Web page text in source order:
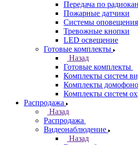
Передача по
Пожарные датчики
Системы оповещения
Тревожные кнопки
LED освещение
Готовые комплекты
Назад
Готовые комплекты
Комплекты систем
Комплекты
Комплекты систем
Распродажа
Назад
Распродажа
Видеонаблюдение
Назад